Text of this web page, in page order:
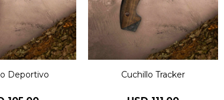
Deportivo Cuchillo Tracker